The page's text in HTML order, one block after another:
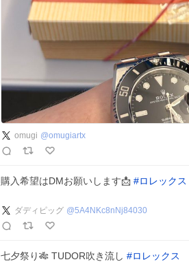
omugi @omugiartx
購入希望はDMお願いします📩 #ロレックス
ダディピッグ @5A4NKc8nNj84030
七夕祭り🎋 TUDOR吹き流し #ロレックス